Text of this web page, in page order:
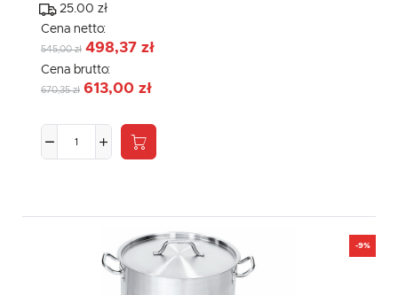
25.00 zł
Cena netto:
545,00 zł 498,37 zł
Cena brutto:
670,35 zł 613,00 zł
-9%